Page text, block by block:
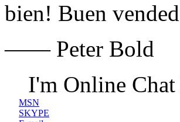
bien! Buen
—— Peter Bold
I'm Online
MSN
SKYPE